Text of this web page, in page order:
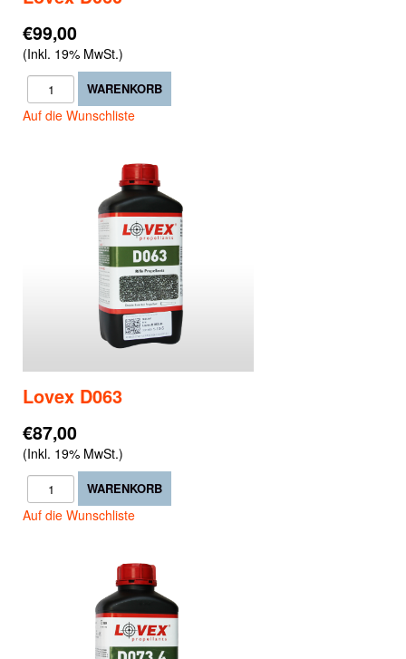
€99,00
(Inkl. 19% MwSt.)
Auf die Wunschliste
Lovex D063
€87,00
(Inkl. 19% MwSt.)
Auf die Wunschliste